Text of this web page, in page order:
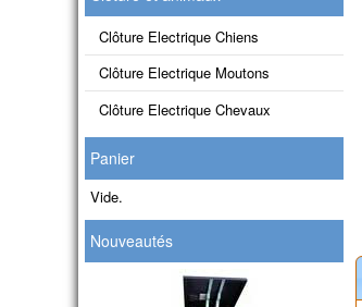
Clôture Electrique Chiens
Clôture Electrique Moutons
Clôture Electrique Chevaux
Panier
Vide.
Nouveautés